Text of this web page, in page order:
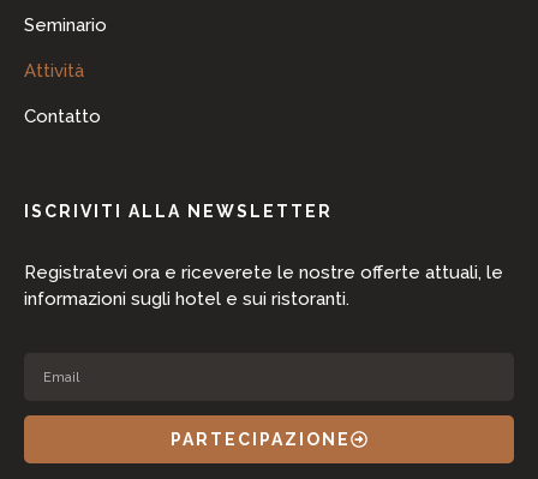
Seminario
Attività
Contatto
ISCRIVITI ALLA NEWSLETTER
Registratevi ora e riceverete le nostre offerte attuali, le
informazioni sugli hotel e sui ristoranti.
PARTECIPAZIONE